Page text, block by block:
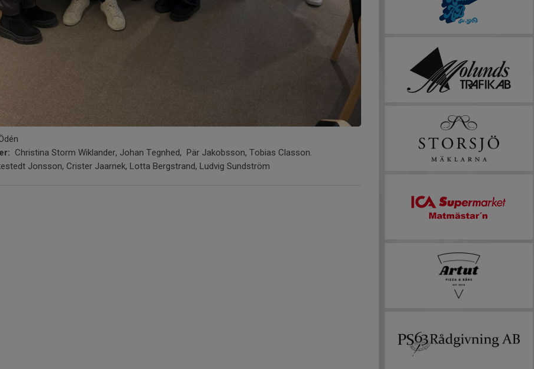
Christina Storm Wiklander, Johan Tegnhed, Pär Jakobsson, Tobias Classon.
Jonsson, Crister Jaarnek, Lotta Bergstrand, Ludvig Sundström